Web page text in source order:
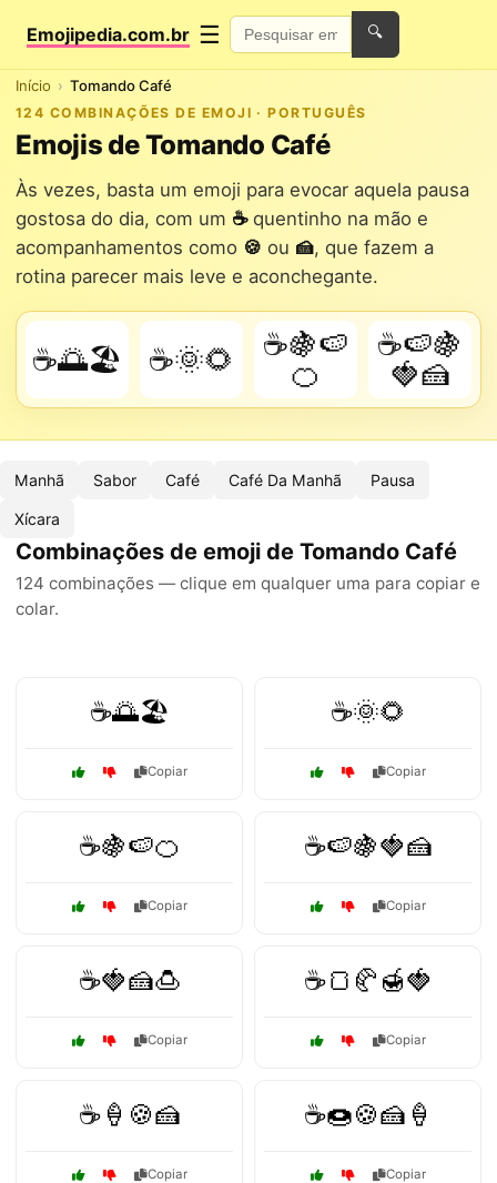
Emojipedia.com.br ☰ 🔍
Início Tomando Café
124 COMBINAÇÕES DE EMOJI · PORTUGUÊS
Emojis de Tomando Café
Às vezes, basta um emoji para evocar aquela pausa
gostosa do dia, com um ☕quentinho na mão e
acompanhamentos como 🍪 ou 🍰, que fazem a
rotina parecer mais leve e aconchegante.
☕🌅🏖️ ☕🌞🌻
☕🍇🍉
🍊
☕🍉🍇
🍓🍰
Manhã Sabor Café Café Da Manhã Pausa
Xícara
Combinações de emoji de Tomando Café
124 combinações — clique em qualquer uma para copiar e
colar.
☕🌅🏖️
Copiar
☕🌞🌻
Copiar
☕🍇🍉🍊
Copiar
☕🍉🍇🍓🍰
Copiar
☕🍓🍰🍮
Copiar
☕🍞🥐🍯🍓
Copiar
☕🍦🍪🍰
Copiar
☕🍩🍪🍰🍦
Copiar